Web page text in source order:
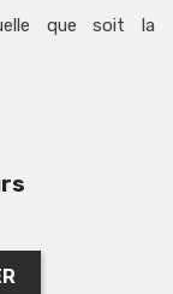
que soit la